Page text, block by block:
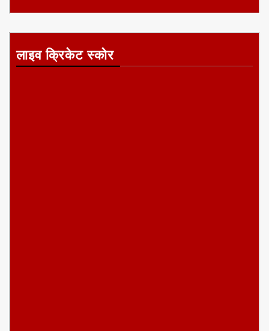
लाइव क्रिकेट स्कोर